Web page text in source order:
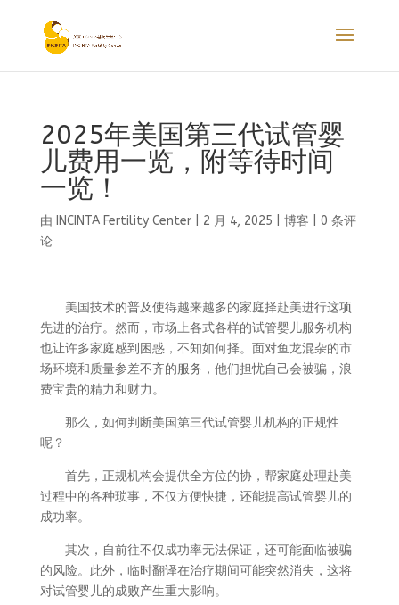
2025年美国第三代试管婴
儿费用一览，附等待时间
一览！
由 INCINTA Fertility Center| 2 月 4, 2025 博客
0 条评
论
美国技术的普及使得越来越多的家庭择赴美进行这项
先进的治疗。然而，市场上各式各样的试管婴儿服务机构
也让许多家庭感到困惑，不知如何择。面对鱼龙混杂的市
场环境和质量参差不齐的服务，他们担忧自己会被骗，浪
费宝贵的精力和财力。
那么，如何判断美国第三代试管婴儿机构的正规性
呢？
首先，正规机构会提供全方位的协，帮家庭处理赴美
过程中的各种琐事，不仅方便快捷，还能提高试管婴儿的
成功率。
其次，自前往不仅成功率无法保证，还可能面临被骗
的风险。此外，临时翻译在治疗期间可能突然消失，这将
对试管婴儿的成败产生重大影响。